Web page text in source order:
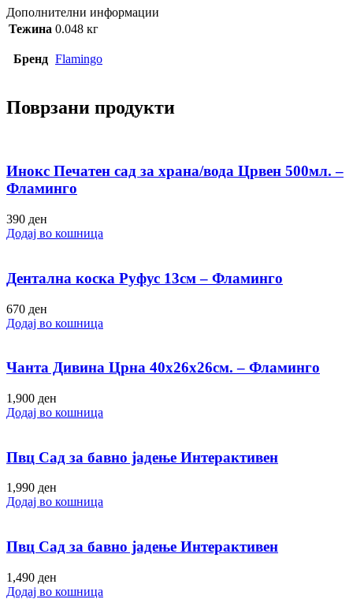
Дополнителни информации
Тежина 0.048 кг
Бренд Flamingo
Поврзани продукти
Инокс Печатен сад за храна/вода Црвен 500мл. –
Фламинго
390 ден
Додај во кошница
Дентална коска Руфус 13см – Фламинго
670 ден
Додај во кошница
Чанта Дивина Црна 40х26х26см. – Фламинго
1,900 ден
Додај во кошница
Пвц Сад за бавно јадење Интерактивен
1,990 ден
Додај во кошница
Пвц Сад за бавно јадење Интерактивен
1,490 ден
Додај во кошница